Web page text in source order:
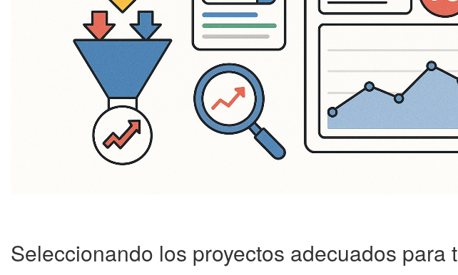
Seleccionando los proyectos adecuados para